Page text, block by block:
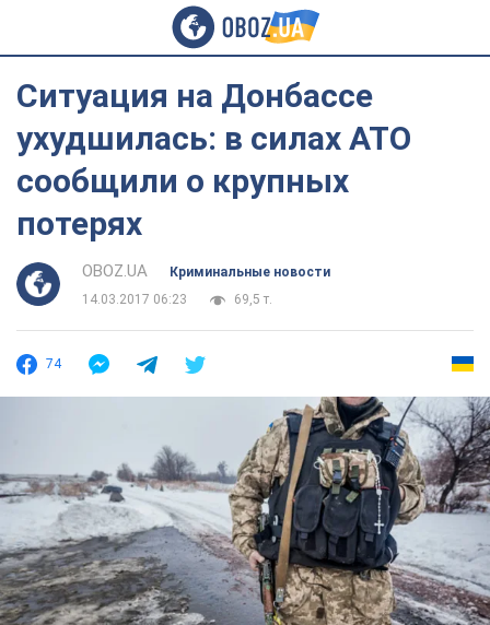
Ситуация на Донбассе
ухудшилась: в силах АТО
сообщили о крупных
потерях
OBOZ.UA
Криминальные новости
14.03.2017 06:23
69,5 т.
74